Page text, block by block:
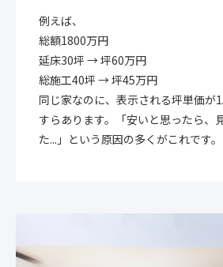
例えば、
総額1800万円
延床30坪 → 坪60万円
総施工40坪 → 坪45万円
同じ家なのに、表示される坪単価が
すらあります。「安いと思ったら、
た...」という原因の多くがこれです。